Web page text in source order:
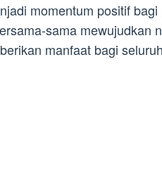
momentum positif
sama mewujudkan
manfaat bagi